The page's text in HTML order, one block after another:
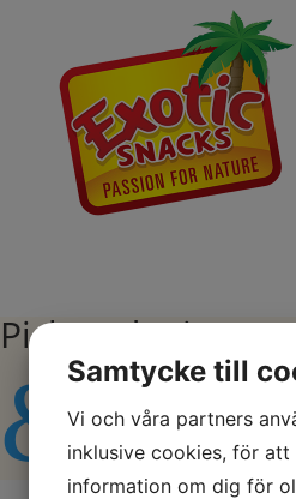
Pick and Mix
Samtycke till
Vi och våra partners
inklusive cookies, för att
information om dig för